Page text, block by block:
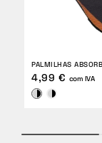
PALMILHAS
4,99 € com IVA